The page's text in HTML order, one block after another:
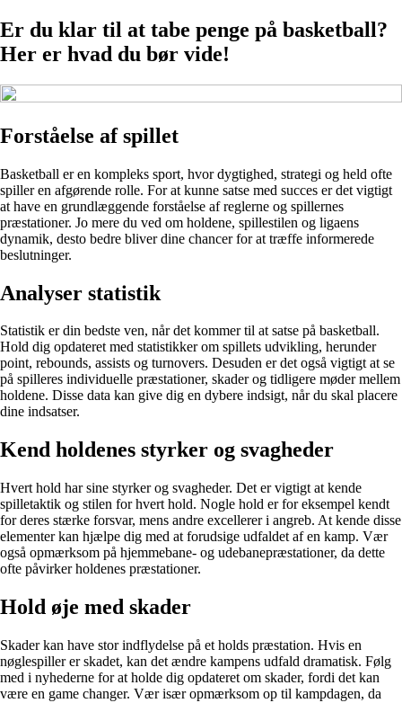
Er du klar til at tabe penge på basketball?
Her er hvad du bør vide!
Forståelse af spillet
Basketball er en kompleks sport, hvor dygtighed, strategi og held ofte
spiller en afgørende rolle. For at kunne satse med succes er det vigtigt
at have en grundlæggende forståelse af reglerne og spillernes
præstationer. Jo mere du ved om holdene, spillestilen og ligaens
dynamik, desto bedre bliver dine chancer for at træffe informerede
beslutninger.
Analyser statistik
Statistik er din bedste ven, når det kommer til at satse på basketball.
Hold dig opdateret med statistikker om spillets udvikling, herunder
point, rebounds, assists og turnovers. Desuden er det også vigtigt at se
på spilleres individuelle præstationer, skader og tidligere møder mellem
holdene. Disse data kan give dig en dybere indsigt, når du skal placere
dine indsatser.
Kend holdenes styrker og svagheder
Hvert hold har sine styrker og svagheder. Det er vigtigt at kende
spilletaktik og stilen for hvert hold. Nogle hold er for eksempel kendt
for deres stærke forsvar, mens andre excellerer i angreb. At kende disse
elementer kan hjælpe dig med at forudsige udfaldet af en kamp. Vær
også opmærksom på hjemmebane- og udebanepræstationer, da dette
ofte påvirker holdenes præstationer.
Hold øje med skader
Skader kan have stor indflydelse på et holds præstation. Hvis en
nøglespiller er skadet, kan det ændre kampens udfald dramatisk. Følg
med i nyhederne for at holde dig opdateret om skader, fordi det kan
være en game changer. Vær især opmærksom op til kampdagen, da